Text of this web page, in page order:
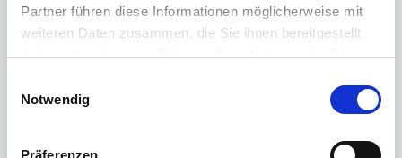
Partner führen diese Informationen möglicherweise mit
weiteren Daten zusammen, die Sie ihnen bereitgestellt
haben oder die sie im Rahmen Ihrer Nutzung der Dienste
Impressum
Notwendig
Präferenzen
🏢